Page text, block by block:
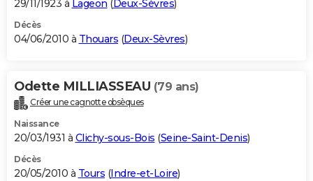
29/11/1923 à Lageon ( Deux-Sèvres)
Décès
04/06/2010 à Thouars (Deux-Sèvres)
Odette MILLIASSEAU (79 ans)
Créer une cagnotte obsèques
Naissance
20/03/1931 à Clichy-sous-Bois (Seine-Saint-Denis)
Décès
20/05/2010 à Tours (Indre-et-Loire)